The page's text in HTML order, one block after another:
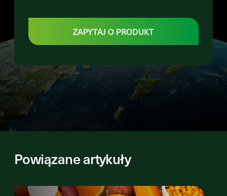
ZAPYTAJ O PRODUKT
Powiązane artykuły